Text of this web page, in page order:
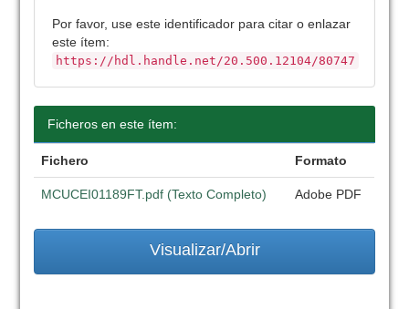
Por favor, use este identificador para citar o enlazar
este ítem:
https://hdl.handle.net/20.500.12104/80747
Ficheros en este ítem:
Fichero Formato
MCUCEI01189FT.pdf (Texto Completo) Adobe PDF
Visualizar/Abrir